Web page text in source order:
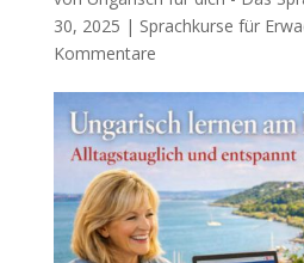
30, 2025 | Sprachkurse für
Kommentare